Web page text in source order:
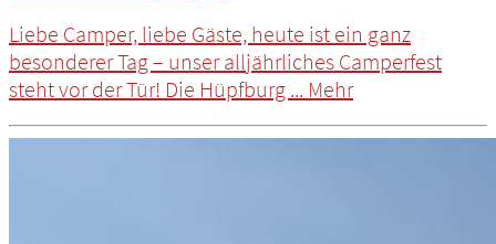
Liebe Camper, liebe Gäste, heute ist ein ganz
besonderer Tag – unser alljährliches Camperfest
steht vor der Tür! Die Hüpfburg ... Mehr